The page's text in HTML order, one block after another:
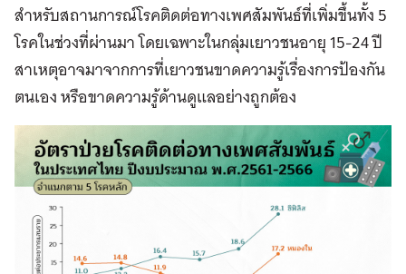
สำหรับสถานการณ์โรคติดต่อทางเพศสัมพันธ์ที่เพิ่มขึ้นทั้ง 5
โรคในช่วงที่ผ่านมา โดยเฉพาะในกลุ่มเยาวชนอายุ 15-24 ปี
สาเหตุอาจมาจากการที่เยาวชนขาดความรู้เรื่องการป้องกัน
ตนเอง หรือขาดความรู้ด้านดูแลอย่างถูกต้อง